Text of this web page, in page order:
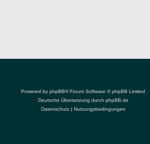
Powered by phpBB® Forum Software © phpBB Limited
Deutsche Übersetzung durch phpBB.de
Datenschutz| Nutzungsbedingungen